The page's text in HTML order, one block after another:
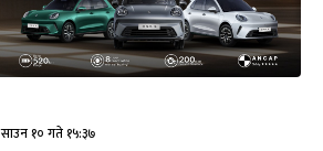
१० गते १५:३७